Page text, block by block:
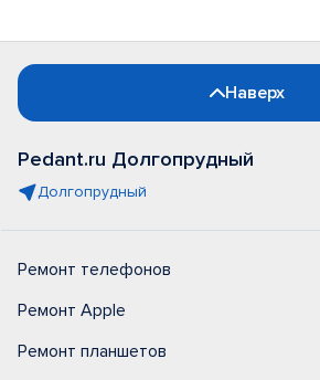
Наверх
Pedant.ru Долгопрудный
Долгопрудный
Ремонт телефонов
Ремонт Apple
Ремонт планшетов